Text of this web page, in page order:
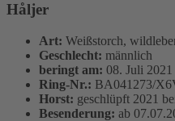
Håljer
Art: Weißstorch,
Geschlecht: männlich
beringt am: 08. Juli 2021
Ring-Nr.: BA041273/
Horst: geschlüpft 2021
Besenderung: ab